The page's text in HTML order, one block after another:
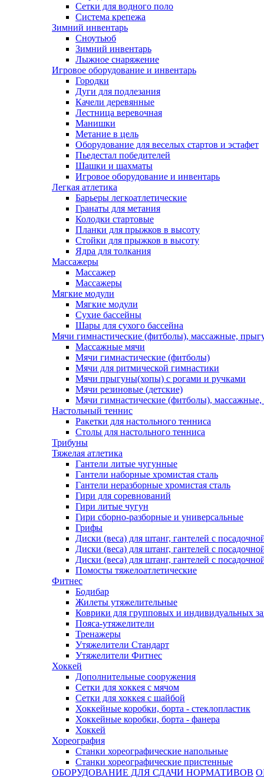
Сетки для водного поло
Система крепежа
Зимний инвентарь
Сноутьюб
Зимний инвентарь
Лыжное снаряжение
Игровое оборудование и инвентарь
Городки
Дуги для подлезания
Качели деревянные
Лестница веревочная
Манишки
Метание в цель
Оборудование для веселых стартов и эстафет
Пьедестал победителей
Шашки и шахматы
Игровое оборудование и инвентарь
Легкая атлетика
Барьеры легкоатлетические
Гранаты для метания
Колодки стартовые
Планки для прыжков в высоту
Стойки для прыжков в высоту
Ядра для толкания
Массажеры
Массажер
Массажеры
Мягкие модули
Мягкие модули
Сухие бассейны
Шары для сухого бассейна
Мячи гимнастические (фитболы), массажные,
Массажные мячи
Мячи гимнастические (фитболы)
Мячи для ритмической гимнастики
Мячи прыгуны(хопы) с рогами и ручками
Мячи резиновые (детские)
Мячи гимнастические (фитболы),
Настольный теннис
Ракетки для настольного тенниса
Столы для настольного тенниса
Трибуны
Тяжелая атлетика
Гантели литые чугунные
Гантели наборные хромистая сталь
Гантели неразборные хромистая сталь
Гири для соревнований
Гири литые чугун
Гири сборно-разборные и универсальные
Грифы
Диски (веса) для штанг, гантелей с
Диски (веса) для штанг, гантелей с
Диски (веса) для штанг, гантелей с
Помосты тяжелоатлетические
Фитнес
Бодибар
Жилеты утяжелительные
Коврики для групповых и индивидуальных
Пояса-утяжелители
Тренажеры
Утяжелители Стандарт
Утяжелители Фитнес
Хоккей
Дополнительные сооружения
Сетки для хоккея с мячом
Сетки для хоккея с шайбой
Хоккейные коробки, борта - стеклопластик
Хоккейные коробки, борта - фанера
Хоккей
Хореография
Станки хореографические напольные
Станки хореографические пристенные
ОБОРУДОВАНИЕ ДЛЯ СДАЧИ НОРМАТИВОВ